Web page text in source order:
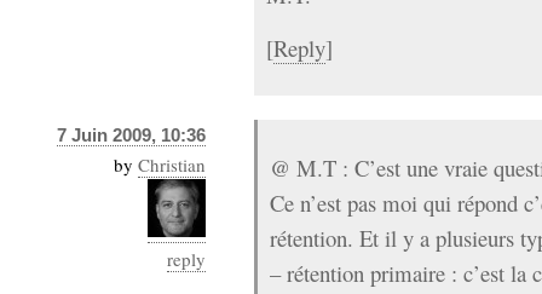
[Reply]
7 Juin 2009, 10:36
by Christian
reply
@ M.T : C’est une vraie
Ce n’est pas moi qui répond
rétention. Et il y a plusieurs
– rétention primaire : c’est la